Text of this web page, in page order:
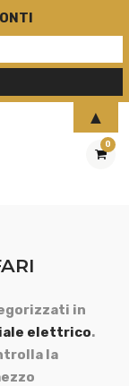
0
in
elettrico.
la
▲